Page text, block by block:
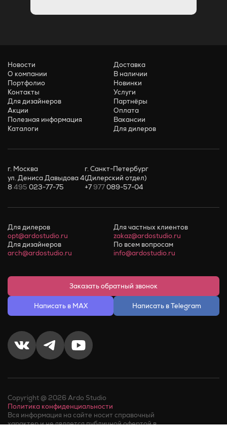
Новости
О компании
Портфолио
Контакты
Для дизайнеров
Акции
Полезная информация
Каталоги
Доставка
В наличии
Новинки
Услуги
Партнёры
Оплата
Вакансии
Для дилеров
г. Москва
ул. Дениса Давыдова 4
8495 023-77-75
г. Санкт-Петербург
(Дилерский отдел)
+7977089-57-04
Для дилеров
opt@ardostudio.ru
Для частных клиентов
zakaz@ardostudio.ru
Для дизайнеров
arch@ardostudio.ru
По всем вопросам
info@ardostudio.ru
Заказать обратный звонок
Написать в MAX Написать в Telegram
Copyright @ 2026 Ardo Studio
Политика конфиденциальности
Вся информация на сайте носит справочный
характер и не является публичной офертой в